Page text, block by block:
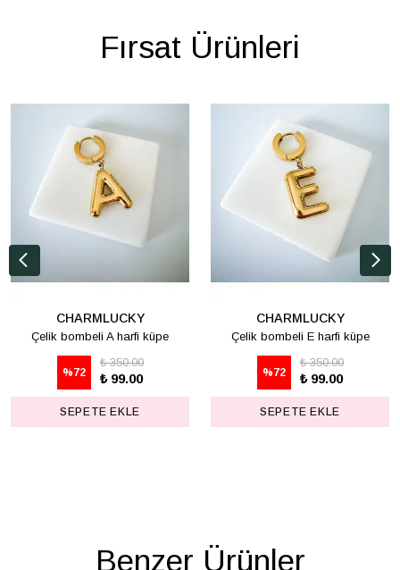
Fırsat Ürünleri
CHARMLUCKY
Çelik bombeli A harfi küpe
%72
₺ 350.00
₺ 99.00
SEPETE EKLE
CHARMLUCKY
Çelik bombeli E harfi küpe
%72
₺ 350.00
₺ 99.00
SEPETE EKLE
Benzer Ürünler